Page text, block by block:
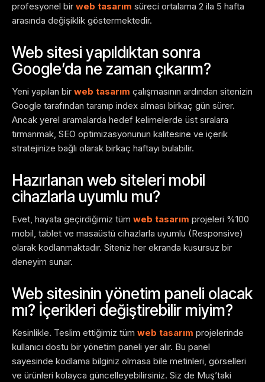
profesyonel bir web tasarım süreci ortalama 2 ila 5 hafta
arasında değişiklik göstermektedir.
Web sitesi yapıldıktan sonra
Google’da ne zaman çıkarım?
Yeni yapılan bir web tasarım çalışmasının ardından sitenizin
Google tarafından taranıp index alması birkaç gün sürer.
Ancak yerel aramalarda hedef kelimelerde üst sıralara
tırmanmak, SEO optimizasyonunun kalitesine ve içerik
stratejinize bağlı olarak birkaç haftayı bulabilir.
Hazırlanan web siteleri mobil
cihazlarla uyumlu mu?
Evet, hayata geçirdiğimiz tüm web tasarım projeleri %100
mobil, tablet ve masaüstü cihazlarla uyumlu (Responsive)
olarak kodlanmaktadır. Siteniz her ekranda kusursuz bir
deneyim sunar.
Web sitesinin yönetim paneli olacak
mı? İçerikleri değiştirebilir miyim?
Kesinlikle. Teslim ettiğimiz tüm web tasarım projelerinde
kullanıcı dostu bir yönetim paneli yer alır. Bu panel
sayesinde kodlama bilginiz olmasa bile metinleri, görselleri
ve ürünleri kolayca güncelleyebilirsiniz. Siz de Muş’taki